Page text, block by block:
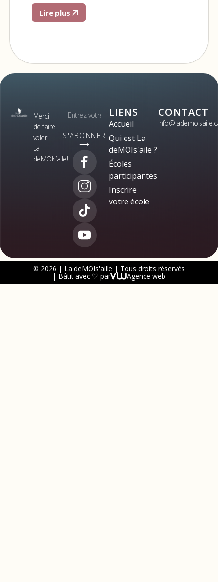
Lire plus
Merci
de faire
voler
La
deMOIs’aile!
S'ABONNER
⟶
LIENS
Accueil
Qui est La
deMOIs'aile ?
Écoles
participantes
Inscrire
votre école
CONTACT
© 2026 | La deMOIs'aille | Tous droits réservés
| Bâtit avec ♡ par Agence web